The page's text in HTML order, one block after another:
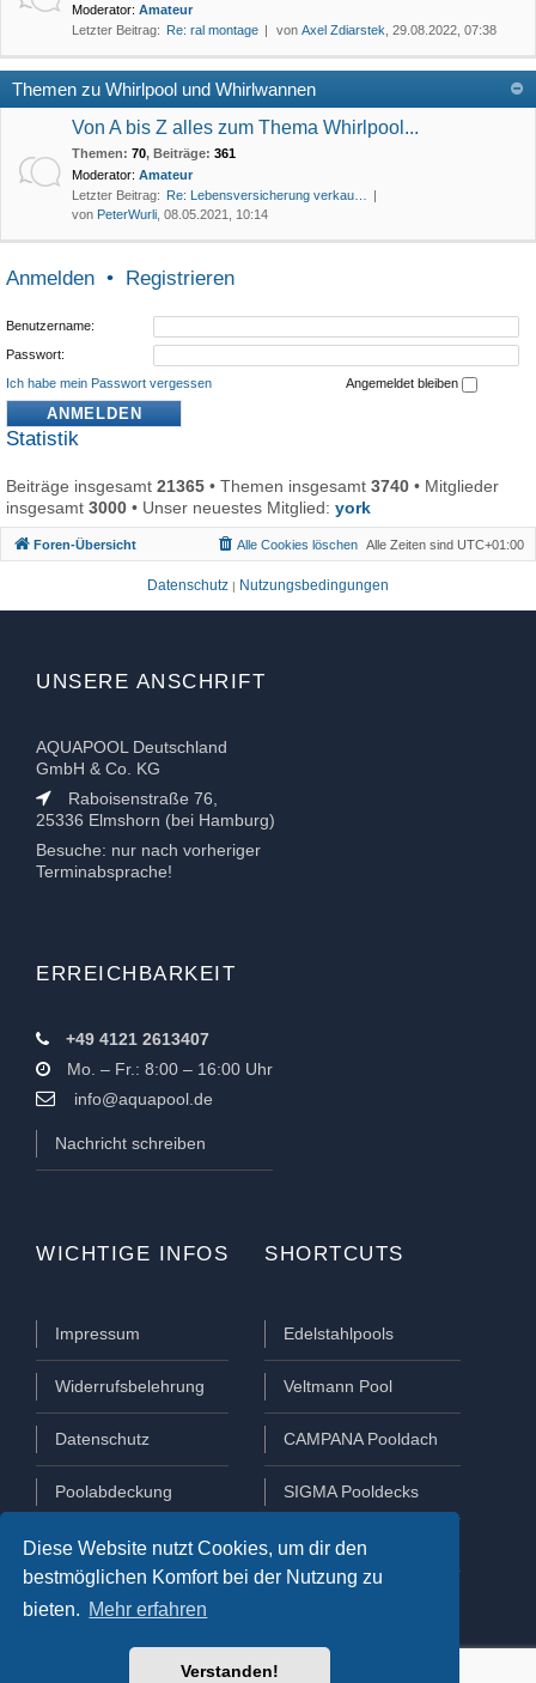
Diese Website nutzt Cookies, um dir den
bestmöglichen Komfort bei der Nutzung zu
bieten. Mehr erfahren
Verstanden!
Moderator: Amateur
Letzter Beitrag: Re: ral montage von Axel Zdiarstek , 29.08.2022, 07:38
Themen zu Whirlpool und Whirlwannen
Von A bis Z alles zum Thema Whirlpool...
Themen: 70, Beiträge: 361
Moderator: Amateur
Letzter Beitrag: Re: Lebensversicherung verkau…
von PeterWurli , 08.05.2021, 10:14
Anmelden • Registrieren
Benutzername:
Passwort:
Ich habe mein Passwort vergessen Angemeldet bleiben
Statistik
Beiträge insgesamt 21365 • Themen insgesamt 3740 • Mitglieder
insgesamt 3000 • Unser neuestes Mitglied: york
Foren-Übersicht Alle Zeiten sind UTC+01:00
Alle Cookies löschen
Datenschutz | Nutzungsbedingungen
UNSERE ANSCHRIFT
AQUAPOOL Deutschland
GmbH & Co. KG
Raboisenstraße 76,
25336 Elmshorn (bei Hamburg)
Besuche: nur nach vorheriger
Terminabsprache!
ERREICHBARKEIT
+49 4121 2613407
Mo. – Fr.: 8:00 – 16:00 Uhr
info@aquapool.de
Nachricht schreiben
WICHTIGE INFOS
Impressum
Widerrufsbelehrung
Datenschutz
Poolabdeckung
Poolüberdachung
SHORTCUTS
Edelstahlpools
Veltmann Pool
CAMPANA Pooldach
SIGMA Pooldecks
Lamellen Abdeckungen